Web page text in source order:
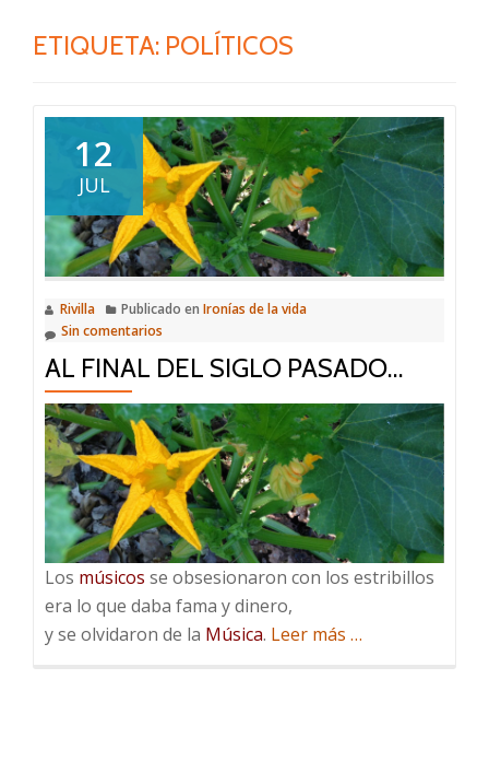
ETIQUETA: POLÍTICOS
12
JUL
Rivilla Publicado en Ironías de la vida
Sin comentarios
AL FINAL DEL SIGLO PASADO…
Los músicos se obsesionaron con los estribillos
era lo que daba fama y dinero,
y se olvidaron de la Música. Leer más acerca
…